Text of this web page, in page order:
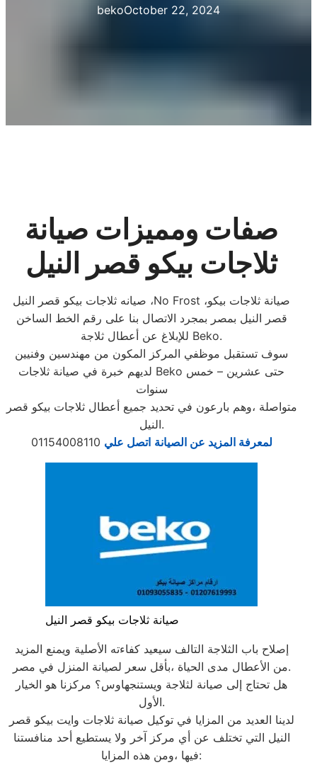
bekoOctober 22, 2024
صفات ومميزات صيانة
ثلاجات بيكو قصر النيل
صيانه ثلاجات بيكو قصر النيل ،No Frost ،صيانة ثلاجات بيكو
قصر النيل بمصر بمجرد الاتصال بنا على رقم الخط الساخن
للإبلاغ عن أعطال ثلاجة Beko.
سوف تستقبل موظفي المركز المكون من مهندسين وفنيين
لديهم خبرة في صيانة ثلاجات Beko حتى عشرين – خمس
سنوات
متواصلة ،وهم بارعون في تحديد جميع أعطال ثلاجات بيكو قصر
النيل.
لمعرفة المزيد عن الصيانة اتصل علي
صيانة ثلاجات بيكو قصر النيل
إصلاح باب الثلاجة التالف سيعيد كفاءته الأصلية ويمنع المزيد
من الأعطال مدى الحياة ،بأقل سعر لصيانة المنزل في مصر.
هل تحتاج إلى صيانة لثلاجة ويستنجهاوس؟ مركزنا هو الخيار
الأول.
لدينا العديد من المزايا في توكيل صيانة ثلاجات وايت بيكو قصر
النيل التي تختلف عن أي مركز آخر ولا يستطيع أحد منافستنا
فيها ،ومن هذه المزايا: